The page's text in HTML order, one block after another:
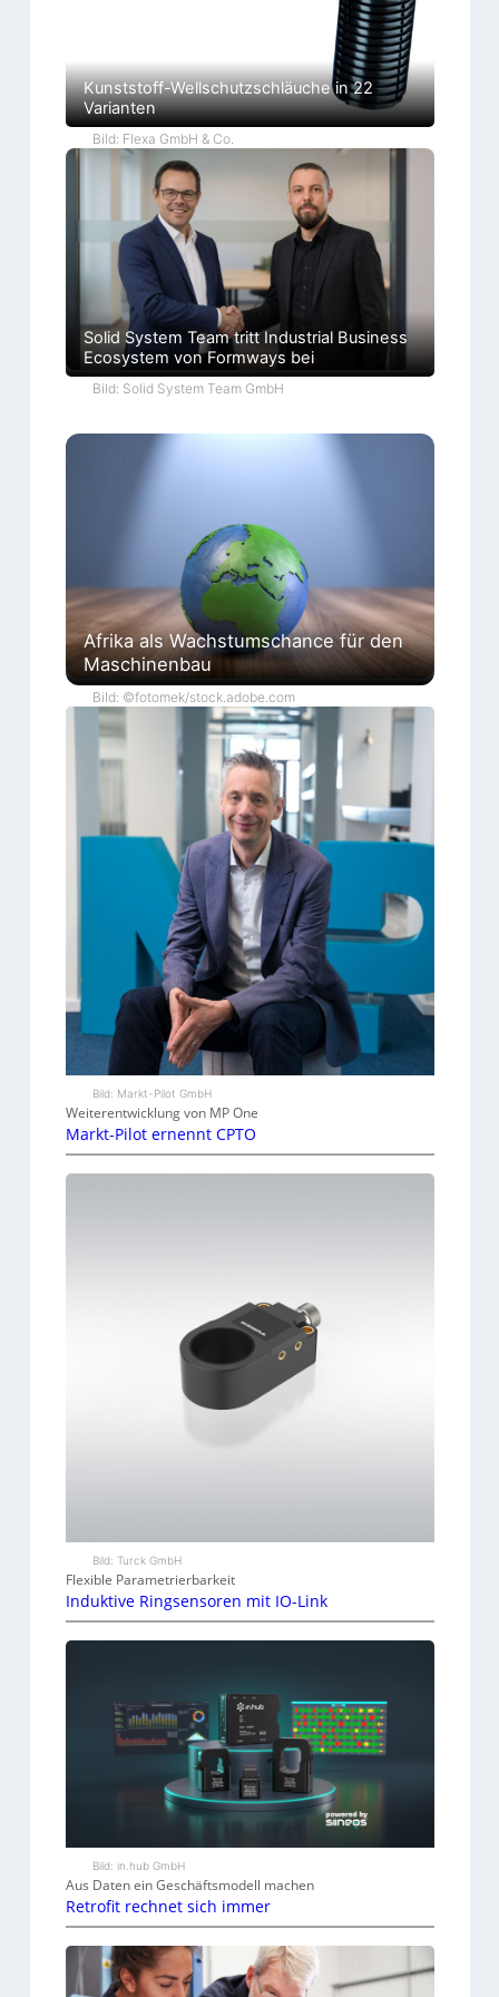
t
i
e
Kunststoff-Wellschutzschläuche in 22
Varianten
Bild: Flexa GmbH & Co.
Solid System Team tritt Industrial Business
Ecosystem von Formways bei
Bild: Solid System Team GmbH
Afrika als Wachstumschance für den
Maschinenbau
Bild: ©fotomek/stock.adobe.com
Bild: Markt-Pilot GmbH
Weiterentwicklung von MP One
Markt-Pilot ernennt CPTO
Bild: Turck GmbH
Flexible Parametrierbarkeit
Induktive Ringsensoren mit IO-Link
Bild: in.hub GmbH
Aus Daten ein Geschäftsmodell machen
Retrofit rechnet sich immer